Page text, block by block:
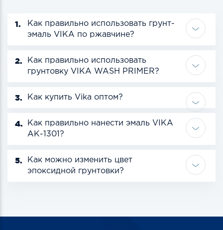
1.
Как правильно использовать грунт-
эмаль VIKA по ржавчине?
2.
Как правильно использовать
грунтовку VIKA WASH PRIMER?
3. Как купить Vika оптом?
4.
Как правильно нанести эмаль VIKA
АК-1301?
5.
Как можно изменить цвет
эпоксидной грунтовки?